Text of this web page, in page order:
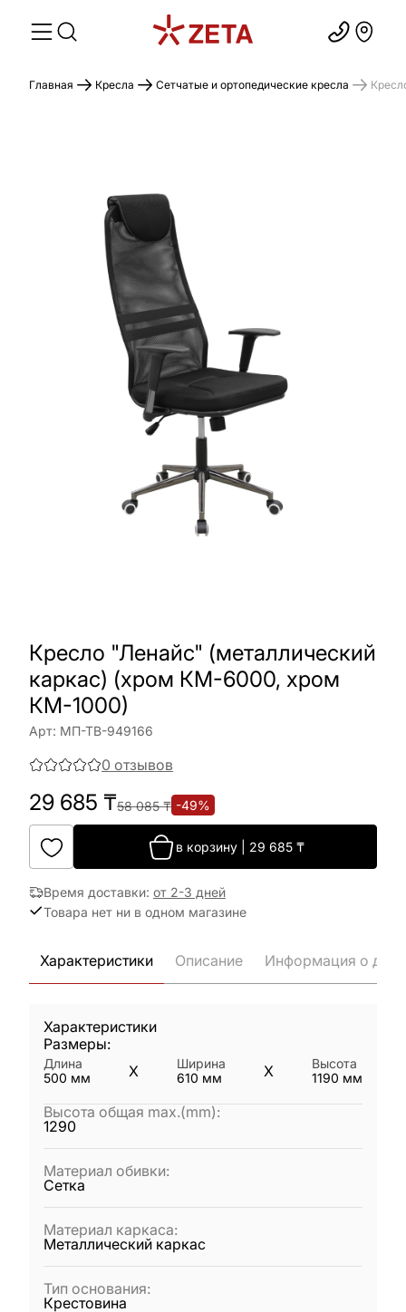
Главная Кресла Сетчатые и ортопедические кресла
Кресло "Ленайс" (металлический
каркас) (хром КМ-6000, хром
КМ-1000)
Арт: МП-ТВ-949166
0 отзывов
29 685 ₸58 085₸ -49%
в корзину| 29 685₸
Время доставки: от 2-3 дней
Товара нет ни в одном магазине
Характеристики Описание Информация о
Характеристики
Размеры:
Длина
500 мм X
Ширина
610 мм X
Высота
1190 мм
Высота общая max.(mm):
1290
Материал обивки:
Сетка
Материал каркаса:
Металлический каркас
Тип основания:
Крестовина